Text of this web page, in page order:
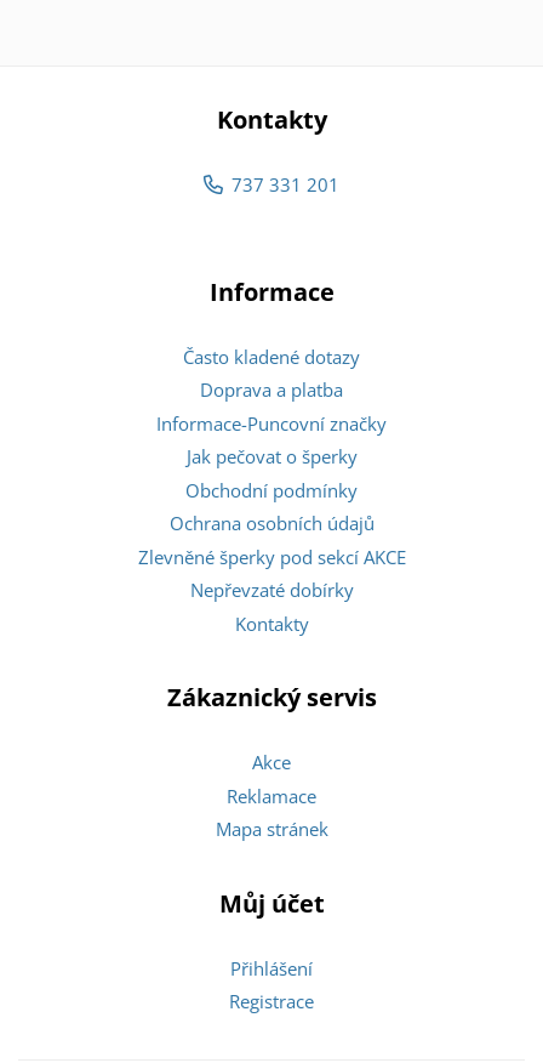
Kontakty
737 331 201
Informace
Často kladené dotazy
Doprava a platba
Informace-Puncovní značky
Jak pečovat o šperky
Obchodní podmínky
Ochrana osobních údajů
Zlevněné šperky pod sekcí AKCE
Nepřevzaté dobírky
Kontakty
Zákaznický servis
Akce
Reklamace
Mapa stránek
Můj účet
Přihlášení
Registrace